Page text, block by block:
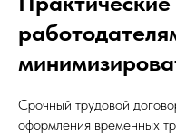
Срочный трудовой
оформления временных